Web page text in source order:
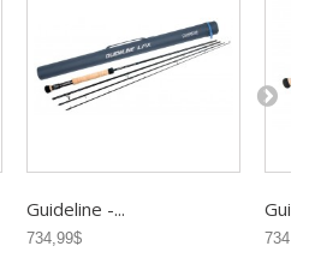
Guideline -...
734,99$